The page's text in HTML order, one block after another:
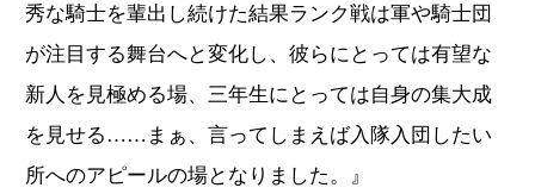
秀な騎士を輩出し続けた結果ランク戦は軍や騎士団
が注目する舞台へと変化し、彼らにとっては有望な
新人を見極める場、三年生にとっては自身の集大成
を見せる……まぁ、言ってしまえば入隊入団したい
所へのアピールの場となりました。』